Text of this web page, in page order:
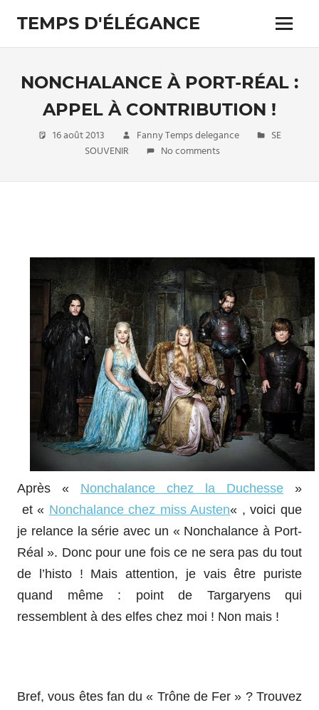
content
TEMPS D'ÉLÉGANCE
Pour
passionnés
de
costumes
Menu
NONCHALANCE À PORT-RÉAL :
APPEL À CONTRIBUTION !
16 août 2013 Fanny Temps delegance
SE
SOUVENIR
No comments
Après « Nonchalance chez la Duchesse »
et« Nonchalance chez miss Austen« , voici que
je relance la série avec un « Nonchalance à Port-
Réal ». Donc pour une fois ce ne sera pas du tout
de l’histo ! Mais attention, je vais être puriste
quand même : point de Targaryens qui
ressemblent à des elfes chez moi ! Non mais !
Bref, vous êtes fan du « Trône de Fer » ? Trouvez